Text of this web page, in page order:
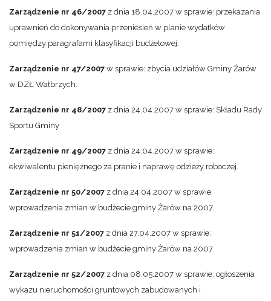
Zarządzenie nr 46/2007 z dnia 18.04.2007 w sprawie: przekazania
uprawnień do dokonywania przeniesień w planie wydatków
pomiędzy paragrafami klasyfikacji budżetowej.
Zarządzenie nr 47/2007 w sprawie: zbycia udziałów Gminy Żarów
w DZŁ Wałbrzych.
Zarządzenie nr 48/2007 z dnia 24.04.2007 w sprawie: Składu Rady
Sportu Gminy .
Zarządzenie nr 49/2007 z dnia 24.04.2007 w sprawie:
ekwiwalentu pieniężnego za pranie i naprawę odzieży roboczej.
Zarządzenie nr 50/2007 z dnia 24.04.2007 w sprawie:
wprowadzenia zmian w budżecie gminy Żarów na 2007.
Zarządzenie nr 51/2007 z dnia 27.04.2007 w sprawie:
wprowadzenia zmian w budżecie gminy Żarów na 2007.
Zarządzenie nr 52/2007 z dnia 08.05.2007 w sprawie: ogłoszenia
wykazu nieruchomości gruntowych zabudowanych i